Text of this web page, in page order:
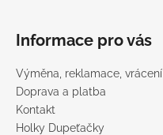
Informace pro vás
Výměna, reklamace, vrácení
Doprava a platba
Kontakt
Holky Dupeťačky